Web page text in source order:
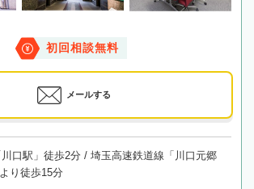
初回相談無料
メールする
口駅」徒歩2分 / 埼玉高速鉄道線「川口元郷
り徒歩15分